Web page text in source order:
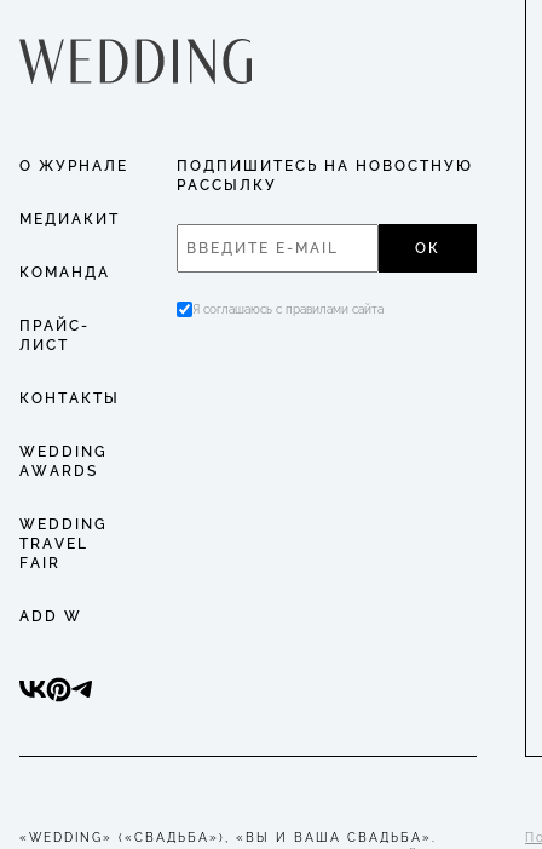
О ЖУРНАЛЕ
МЕДИАКИТ
КОМАНДА
ПРАЙС-
ЛИСТ
КОНТАКТЫ
WEDDING
AWARDS
WEDDING
TRAVEL
FAIR
ADD W
ПОДПИШИТЕСЬ НА НОВОСТНУЮ
РАССЫЛКУ
ОК
Я соглашаюсь с правилами сайта
«WEDDING» («СВАДЬБА»), «ВЫ И ВАША СВАДЬБА».